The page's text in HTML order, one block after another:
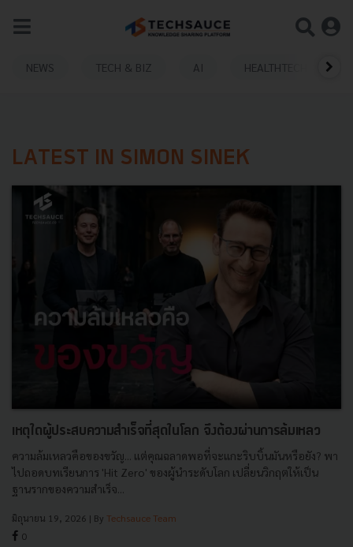
NEWS TECH & BIZ AI HEALTHTECH
LATEST IN SIMON SINEK
เหตุใดผู้ประสบความสำเร็จที่สุดในโลก จึงต้องผ่านการล้มเหลว
ความล้มเหลวคือของขวัญ... แต่คุณฉลาดพอที่จะแกะริบบิ้นมันหรือยัง? พา
ไปถอดบทเรียนการ 'Hit Zero' ของผู้นำระดับโลก เปลี่ยนวิกฤตให้เป็น
ฐานรากของความสำเร็จ...
มิถุนายน 19, 2026 | By Techsauce Team
0